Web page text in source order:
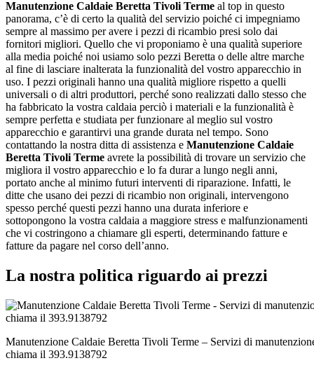
Manutenzione Caldaie Beretta Tivoli Terme al top in questo
panorama, c’è di certo la qualità del servizio poiché ci impegniamo
sempre al massimo per avere i pezzi di ricambio presi solo dai
fornitori migliori. Quello che vi proponiamo è una qualità superiore
alla media poiché noi usiamo solo pezzi Beretta o delle altre marche
al fine di lasciare inalterata la funzionalità del vostro apparecchio in
uso. I pezzi originali hanno una qualità migliore rispetto a quelli
universali o di altri produttori, perché sono realizzati dallo stesso che
ha fabbricato la vostra caldaia perciò i materiali e la funzionalità è
sempre perfetta e studiata per funzionare al meglio sul vostro
apparecchio e garantirvi una grande durata nel tempo. Sono
contattando la nostra ditta di assistenza e Manutenzione Caldaie
Beretta Tivoli Terme avrete la possibilità di trovare un servizio che
migliora il vostro apparecchio e lo fa durar a lungo negli anni,
portato anche al minimo futuri interventi di riparazione. Infatti, le
ditte che usano dei pezzi di ricambio non originali, intervengono
spesso perché questi pezzi hanno una durata inferiore e
sottopongono la vostra caldaia a maggiore stress e malfunzionamenti
che vi costringono a chiamare gli esperti, determinando fatture e
fatture da pagare nel corso dell’anno.
La nostra politica riguardo ai prezzi
Manutenzione Caldaie Beretta Tivoli Terme – Servizi di
chiama il 393.9138792